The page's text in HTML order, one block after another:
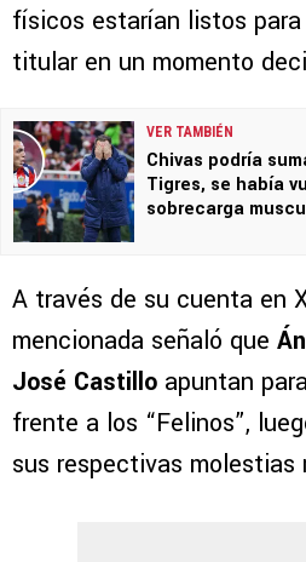
físicos estarían listos
titular en un momento
VER TAMBIÉN
Chivas podría
Tigres, se había
sobrecarga
A través de su cuenta en
mencionada señaló que
José Castillo apuntan
frente a los “Felinos”,
sus respectivas molestias